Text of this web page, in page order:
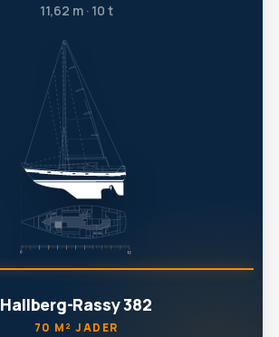
11,62 m · 10 t
Hallberg-Rassy 382
70 M² JADER